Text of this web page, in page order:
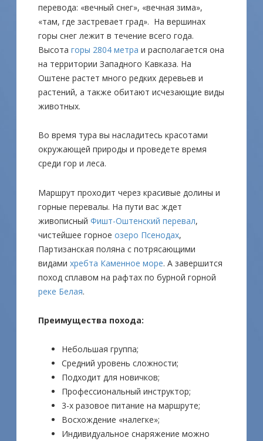
перевода: «вечный снег», «вечная зима»,
«там, где застревает град». На вершинах
горы снег лежит в течение всего года.
Высотагоры 2804 метра и располагается она
на территории Западного Кавказа. На
Оштене растет много редких деревьев и
растений, а также обитают исчезающие виды
животных.
Во время тура вы насладитесь красотами
окружающей природы и проведете время
среди гор и леса.
Маршрут проходит через красивые долины и
горные перевалы. На пути вас ждет
живописныйФишт-Оштенский перевал,
чистейшее горноеозеро Псенодах,
Партизанская поляна с потрясающими
видамихребта Каменное море. А завершится
поход сплавом на рафтах по бурной горной
реке Белая.
Преимущества похода:
Небольшая группа;
Средний уровень сложности;
Подходит для новичков;
Профессиональный инструктор;
3-х разовое питание на маршруте;
Восхождение «налегке»;
Индивидуальное снаряжение можно